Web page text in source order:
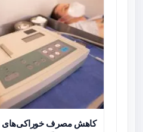
کاهش مصرف خوراکی‌های